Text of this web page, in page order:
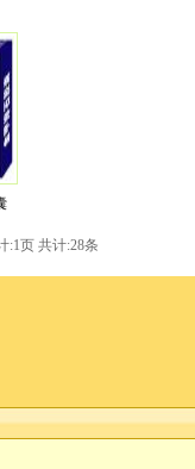
:1页 共计:28条